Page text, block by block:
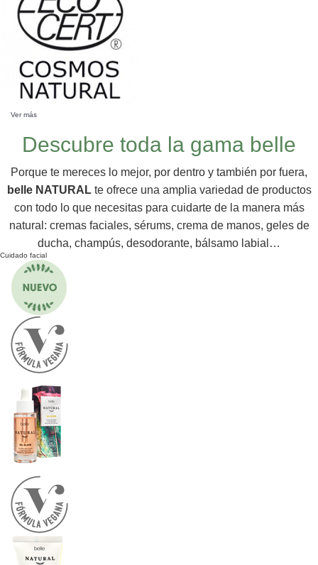
Ver más
Descubre toda la gama belle
Porque te mereces lo mejor, por dentro y también por fuera,
belle NATURALte ofrece una amplia variedad de productos
con todo lo que necesitas para cuidarte de la manera más
natural: cremas faciales, sérums, crema de manos, geles de
ducha, champús, desodorante, bálsamo labial…
Cuidado facial